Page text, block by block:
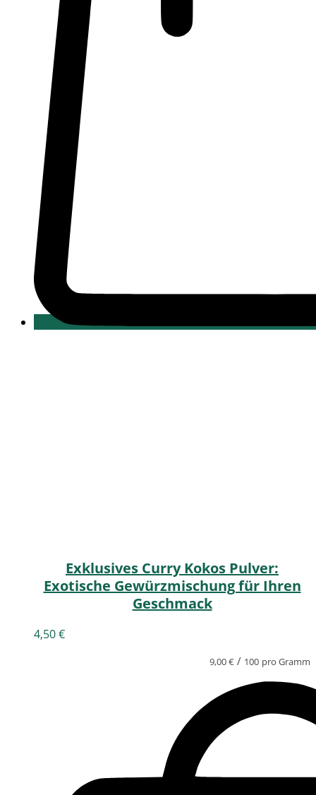
Exklusives Curry Kokos Pulver:
Exotische Gewürzmischung für Ihren
Geschmack
4,50€
9,00€ / 100 pro Gramm